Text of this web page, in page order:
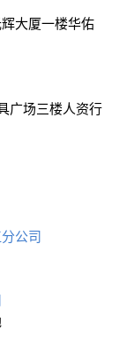
大厦一楼华佑
广场三楼人资行
公司